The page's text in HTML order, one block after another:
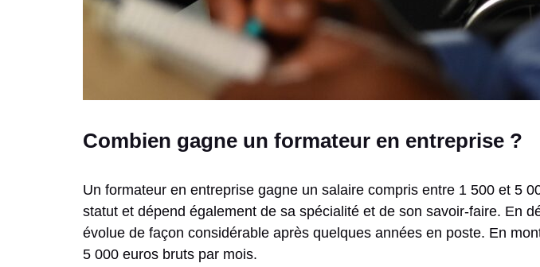
Combien gagne un formateur en entreprise ?
Un formateur en entreprise gagne un salaire compris entre 1 500 et 5
statut et dépend également de sa spécialité et de son savoir-faire. En
évolue de façon considérable après quelques années en poste. En
5 000 euros bruts par mois.